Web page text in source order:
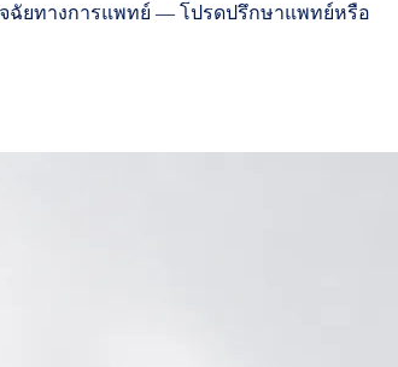
จฉัยทางการแพทย์ — โปรดปรึกษาแพทย์หรือ